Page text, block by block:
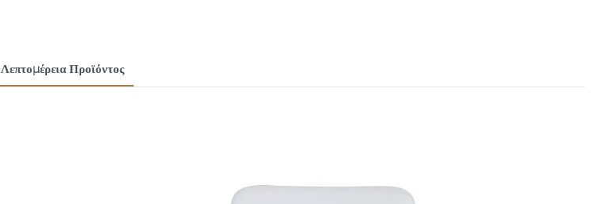
Λεπτομέρεια Προϊόντος